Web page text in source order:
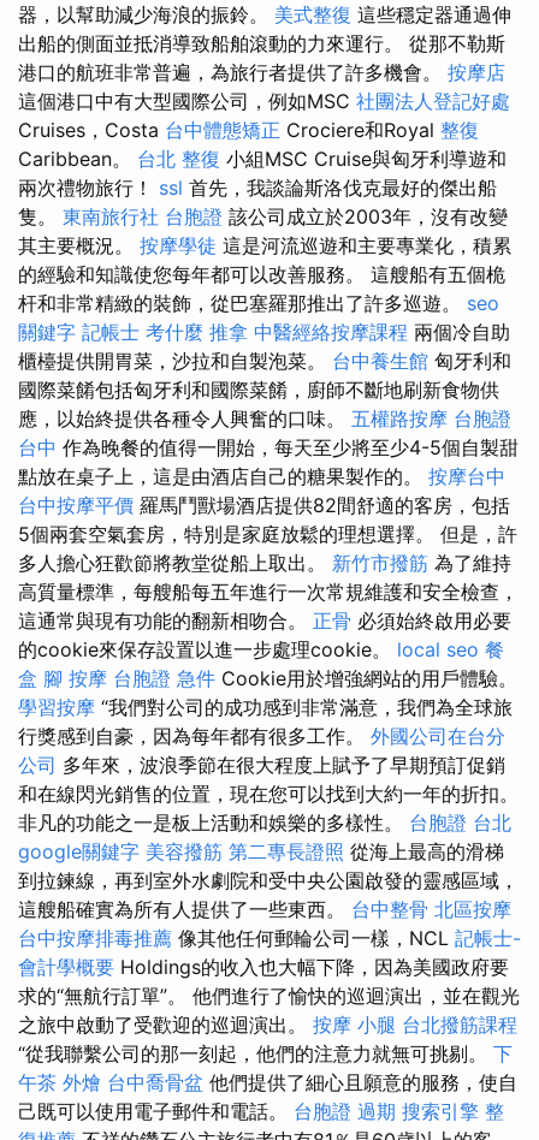
器，以幫助減少海浪的振鈴。 美式整復 這些穩定器通過伸
出船的側面並抵消導致船舶滾動的力來運行。 從那不勒斯
港口的航班非常普遍，為旅行者提供了許多機會。 按摩店
這個港口中有大型國際公司，例如MSC 社團法人登記好處
Cruises，Costa 台中體態矯正 Crociere和Royal 整復
Caribbean。 台北 整復 小組MSC Cruise與匈牙利導遊和
兩次禮物旅行！ ssl 首先，我談論斯洛伐克最好的傑出船
隻。 東南旅行社 台胞證 該公司成立於2003年，沒有改變
其主要概況。 按摩學徒 這是河流巡遊和主要專業化，積累
的經驗和知識使您每年都可以改善服務。 這艘船有五個桅
杆和非常精緻的裝飾，從巴塞羅那推出了許多巡遊。 seo
關鍵字 記帳士 考什麼 推拿 中醫經絡按摩課程 兩個冷自助
櫃檯提供開胃菜，沙拉和自製泡菜。 台中養生館 匈牙利和
國際菜餚包括匈牙利和國際菜餚，廚師不斷地刷新食物供
應，以始終提供各種令人興奮的口味。 五權路按摩 台胞證
台中 作為晚餐的值得一開始，每天至少將至少4-5個自製甜
點放在桌子上，這是由酒店自己的糖果製作的。 按摩台中
台中按摩平價 羅馬鬥獸場酒店提供82間舒適的客房，包括
5個兩套空氣套房，特別是家庭放鬆的理想選擇。 但是，許
多人擔心狂歡節將教堂從船上取出。 新竹市撥筋 為了維持
高質量標準，每艘船每五年進行一次常規維護和安全檢查，
這通常與現有功能的翻新相吻合。 正骨 必須始終啟用必要
的cookie來保存設置以進一步處理cookie。 local seo 餐
盒 腳 按摩 台胞證 急件 Cookie用於增強網站的用戶體驗。
學習按摩 “我們對公司的成功感到非常滿意，我們為全球旅
行獎感到自豪，因為每年都有很多工作。 外國公司在台分
公司 多年來，波浪季節在很大程度上賦予了早期預訂促銷
和在線閃光銷售的位置，現在您可以找到大約一年的折扣。
非凡的功能之一是板上活動和娛樂的多樣性。 台胞證 台北
google關鍵字 美容撥筋 第二專長證照 從海上最高的滑梯
到拉鍊線，再到室外水劇院和受中央公園啟發的靈感區域，
這艘船確實為所有人提供了一些東西。 台中整骨 北區按摩
台中按摩排毒推薦 像其他任何郵輪公司一樣，NCL 記帳士-
會計學概要 Holdings的收入也大幅下降，因為美國政府要
求的“無航行訂單”。 他們進行了愉快的巡迴演出，並在觀光
之旅中啟動了受歡迎的巡迴演出。 按摩 小腿 台北撥筋課程
“從我聯繫公司的那一刻起，他們的注意力就無可挑剔。 下
午茶 外燴 台中喬骨盆 他們提供了細心且願意的服務，使自
己既可以使用電子郵件和電話。 台胞證 過期 搜索引擎 整